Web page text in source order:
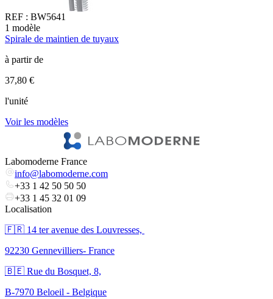
REF : BW5641
1 modèle
Spirale de maintien de tuyaux
à partir de
37,80 €
l'unité
Voir les modèles
Labomoderne France
info@labomoderne.com
+33 1 42 50 50 50
+33 1 45 32 01 09
Localisation
🇫🇷 ​14 ter avenue des Louvresses,
92230 Gennevilliers- France
🇧🇪 Rue du Bosquet, 8,
B-7970 Beloeil - Belgique